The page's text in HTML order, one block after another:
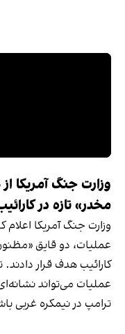
وزارت جنگ آمریکا
مخدر» تازه در
وزارت جنگ آمریکا اعلام
عملیات، دو قایق
کارائیب هدف قرار
عملیات می‌تواند
ترامپ در نیمکره غربی